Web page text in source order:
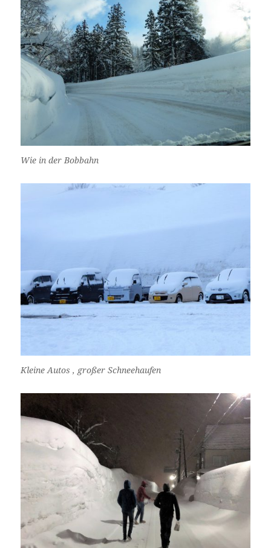
Wie in der Bobbahn
Kleine Autos , großer Schneehaufen